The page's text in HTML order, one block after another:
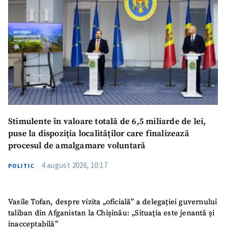
SUSȚINE
Stimulente în valoare totală de 6,5 miliarde de lei,
puse la dispoziția localităților care finalizează
procesul de amalgamare voluntară
POLITIC 4 august 2026, 10:17
Vasile Tofan, despre vizita „oficială” a delegației guvernului
taliban din Afganistan la Chișinău: „Situația este jenantă și
inacceptabilă”